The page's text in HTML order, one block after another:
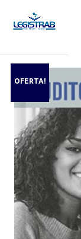
OFERTA!